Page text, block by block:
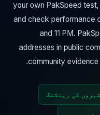
your own PakSpeed
and check performance
and 11 PM.
addresses in public
community
شہروں کی رینکنگ